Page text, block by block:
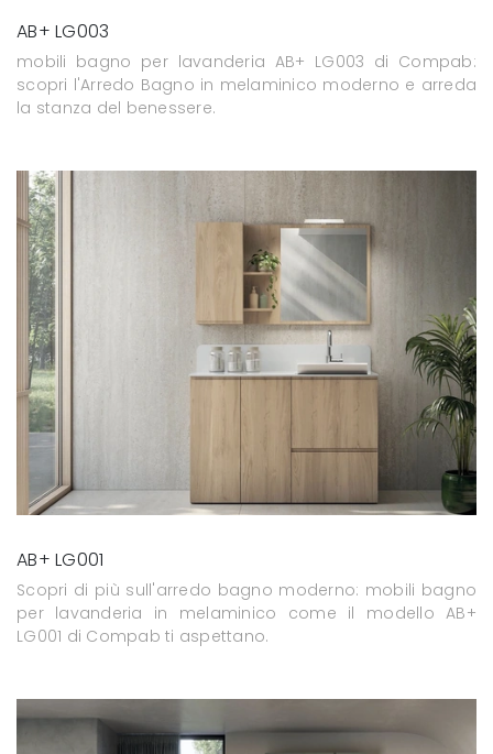
AB+ LG003
mobili bagno per lavanderia AB+ LG003 di Compab:
scopri l'Arredo Bagno in melaminico moderno e arreda
la stanza del benessere.
AB+ LG001
Scopri di più sull'arredo bagno moderno: mobili bagno
per lavanderia in melaminico come il modello AB+
LG001 di Compab ti aspettano.